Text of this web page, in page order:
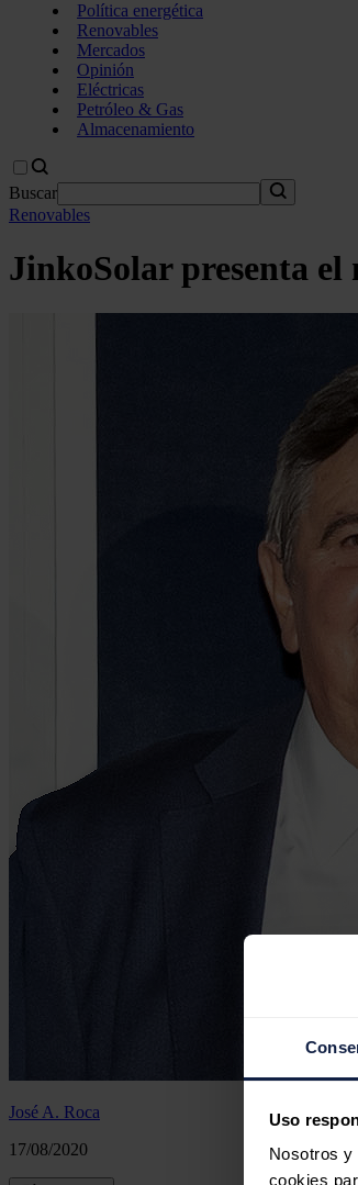
Uso
Nosotros y
cookies
Política energética
Renovables
Mercados
Opinión
Eléctricas
Petróleo & Gas
Almacenamiento
Buscar
Renovables
JinkoSolar presenta
José A. Roca
17/08/2020